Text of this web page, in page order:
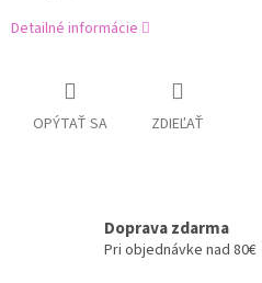
Detailné informácie
OPÝTAŤ SA ZDIEĽAŤ
Doprava zdarma
Pri objednávke nad 80€